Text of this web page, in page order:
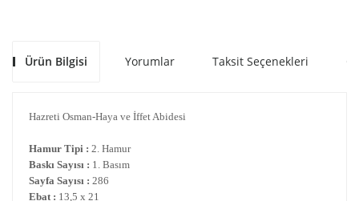
Ürün Bilgisi Yorumlar Taksit Seçenekleri
Hazreti Osman-Haya ve İffet Abidesi
Hamur Tipi : 2. Hamur
Baskı Sayısı : 1. Basım
Sayfa Sayısı : 286
Ebat : 13,5 x 21